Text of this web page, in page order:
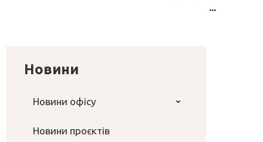
...
Новини
Новини офісу
Новини проєктів